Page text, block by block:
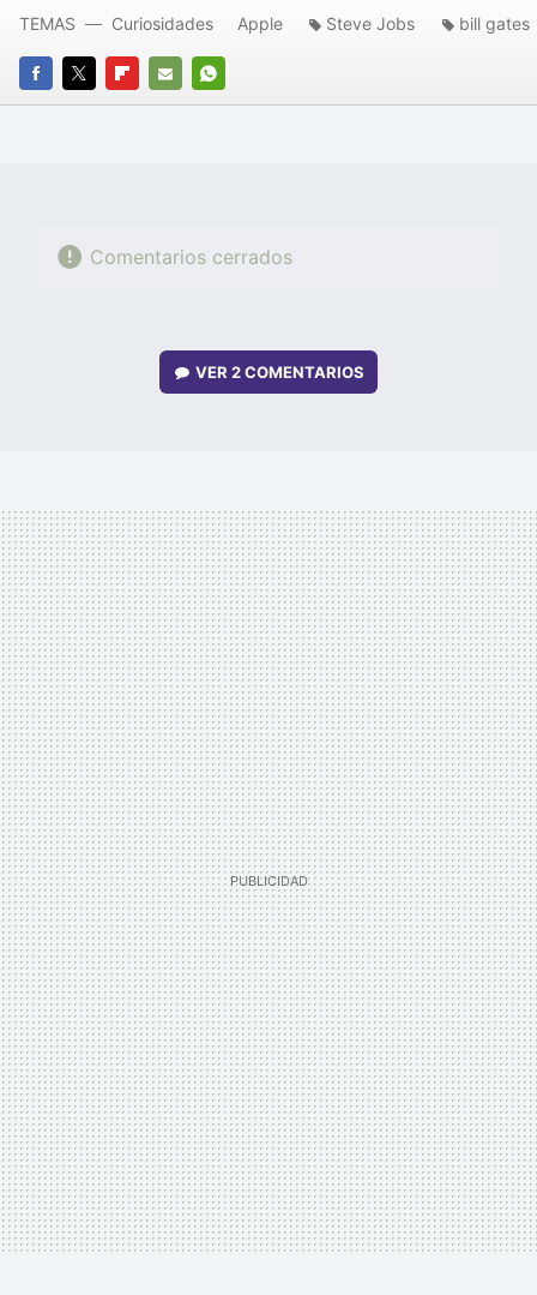
FACEBOOK
TWITTERFLIPBOARD
E-
WHATSAPP
TEMAS Curiosidades Apple Steve Jobs bill gates
Comentarios cerrados
VER2 COMENTARIOS